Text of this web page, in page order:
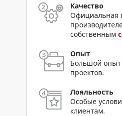
Качество
Официальная
собственным
Опыт
Большой
проектов.
Лояльность
Особые
клиентам.